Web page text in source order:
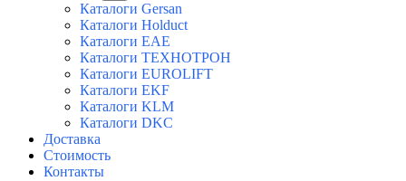
Каталоги Gersan
Каталоги Holduct
Каталоги EAE
Каталоги ТЕХНОТРОН
Каталоги EUROLIFT
Каталоги EKF
Каталоги KLM
Каталоги DKC
Доставка
Стоимость
Контакты